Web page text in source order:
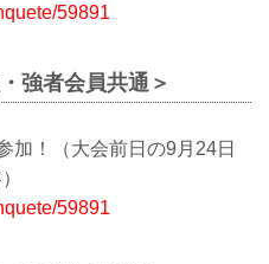
59891
強者会員共通＞
加！（大会前日の9月24日
59891